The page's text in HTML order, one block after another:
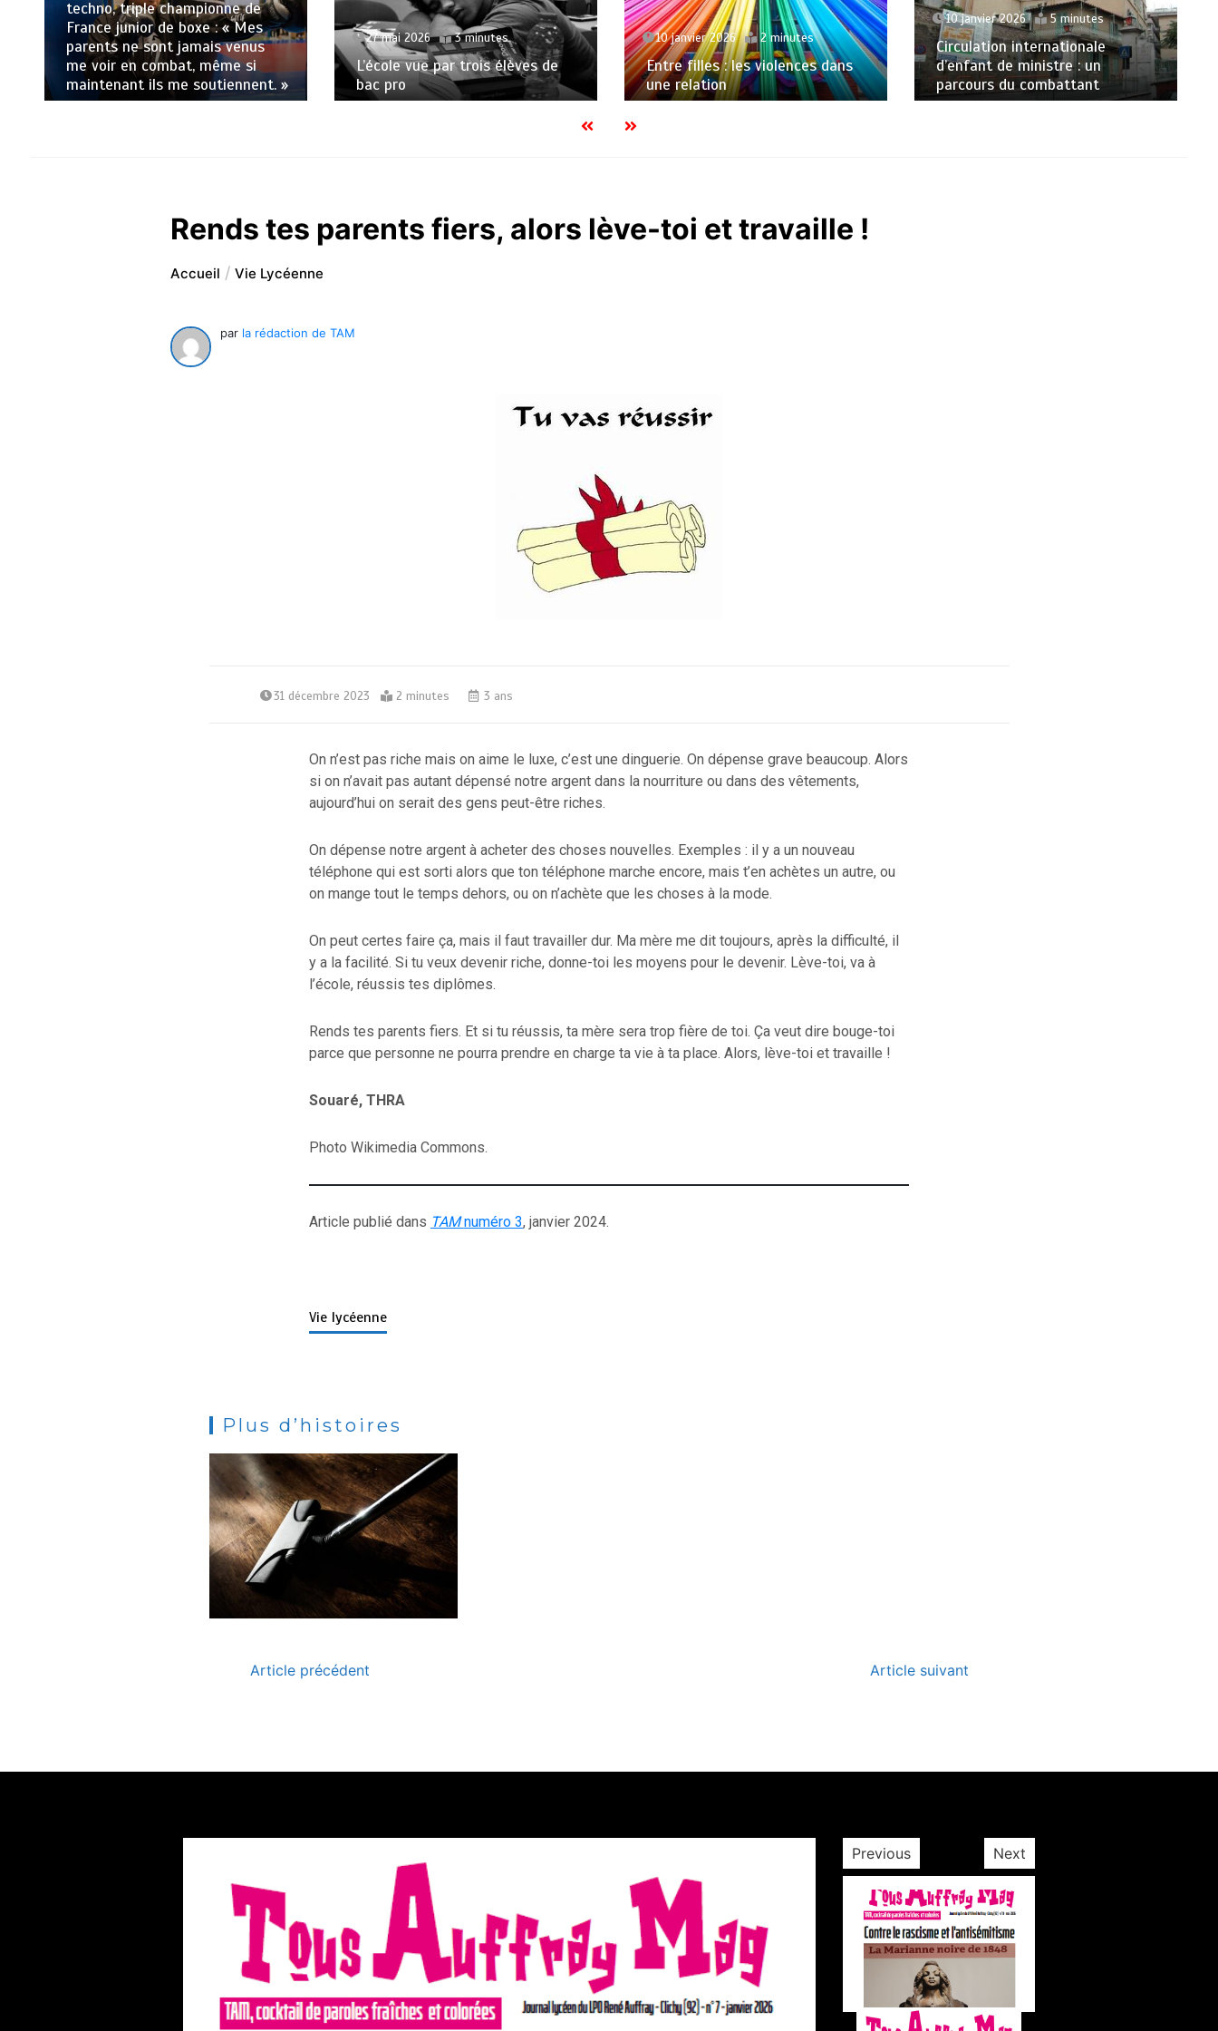
techno, triple championne de
France junior de boxe : « Mes
parents ne sont jamais venus
me voir en combat, même si
maintenant ils me soutiennent. »
27 mai 2026 3 minutes
L’école vue par trois élèves de
bac pro
10 janvier 2026 2 minutes
Entre filles : les violences dans
une relation
10 janvier 2026 5 minutes
Circulation internationale
d’enfant de ministre : un
parcours du combattant
Rends tes parents fiers, alors lève-toi et travaille !
Accueil Vie Lycéenne
par la rédaction de TAM
31 décembre 2023 2 minutes 3 ans
On n’est pas riche mais on aime le luxe, c’est une dinguerie. On dépense grave beaucoup. Alors
si on n’avait pas autant dépensé notre argent dans la nourriture ou dans des vêtements,
aujourd’hui on serait des gens peut-être riches.
On dépense notre argent à acheter des choses nouvelles. Exemples : il y a un nouveau
téléphone qui est sorti alors que ton téléphone marche encore, mais t’en achètes un autre, ou
on mange tout le temps dehors, ou on n’achète que les choses à la mode.
On peut certes faire ça, mais il faut travailler dur. Ma mère me dit toujours, après la difficulté, il
y a la facilité. Si tu veux devenir riche, donne-toi les moyens pour le devenir. Lève-toi, va à
l’école, réussis tes diplômes.
Rends tes parents fiers. Et si tu réussis, ta mère sera trop fière de toi. Ça veut dire bouge-toi
parce que personne ne pourra prendre en charge ta vie à ta place. Alors, lève-toi et travaille !
Souaré, THRA
Photo Wikimedia Commons.
Article publié dans TAMnuméro 3, janvier 2024.
Vie lycéenne
Plus d’histoires
Article précédent Article suivant
Previous Next